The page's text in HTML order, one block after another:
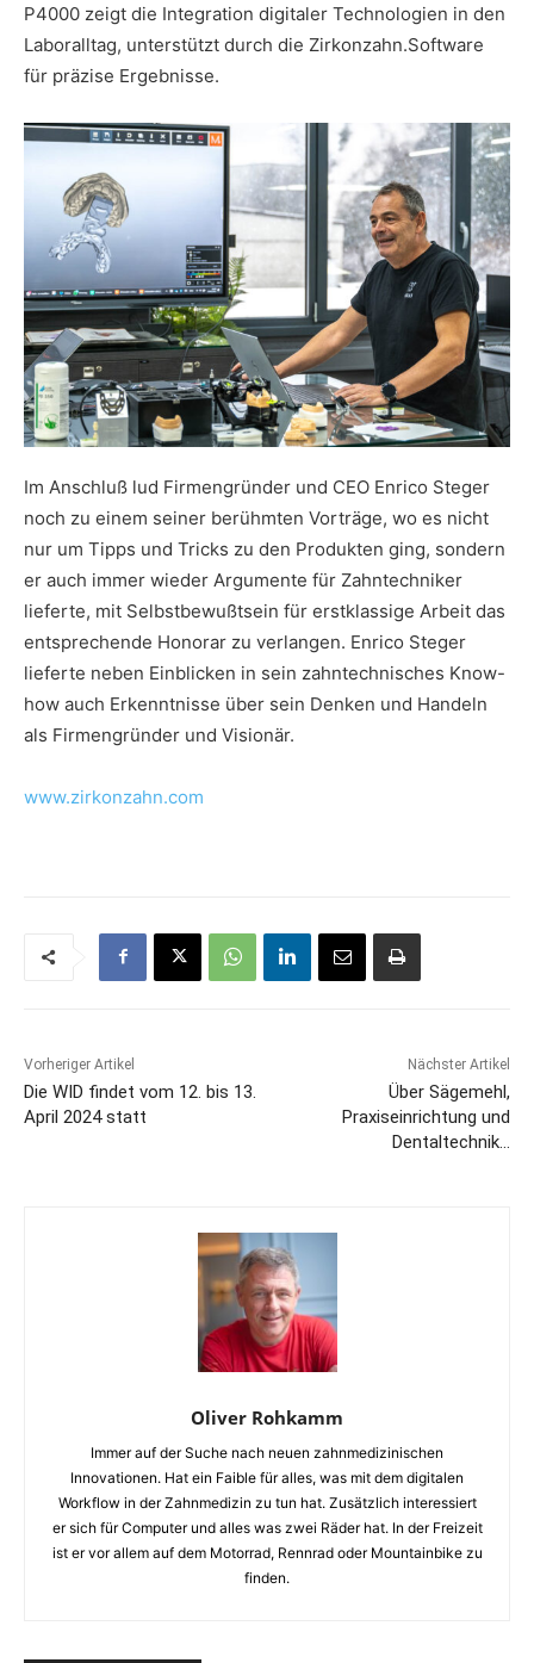
P4000 zeigt die Integration digitaler Technologien in den
Laboralltag, unterstützt durch die Zirkonzahn.Software
für präzise Ergebnisse.
Im Anschluß lud Firmengründer und CEO Enrico Steger
noch zu einem seiner berühmten Vorträge, wo es nicht
nur um Tipps und Tricks zu den Produkten ging, sondern
er auch immer wieder Argumente für Zahntechniker
lieferte, mit Selbstbewußtsein für erstklassige Arbeit das
entsprechende Honorar zu verlangen. Enrico Steger
lieferte neben Einblicken in sein zahntechnisches Know-
how auch Erkenntnisse über sein Denken und Handeln
als Firmengründer und Visionär.
www.zirkonzahn.com
Vorheriger Artikel
Die WID findet vom 12. bis 13.
April 2024 statt
Nächster Artikel
Über Sägemehl,
Praxiseinrichtung und
Dentaltechnik…
Oliver Rohkamm
Immer auf der Suche nach neuen zahnmedizinischen
Innovationen. Hat ein Faible für alles, was mit dem digitalen
Workflow in der Zahnmedizin zu tun hat. Zusätzlich interessiert
er sich für Computer und alles was zwei Räder hat. In der Freizeit
ist er vor allem auf dem Motorrad, Rennrad oder Mountainbike zu
finden.